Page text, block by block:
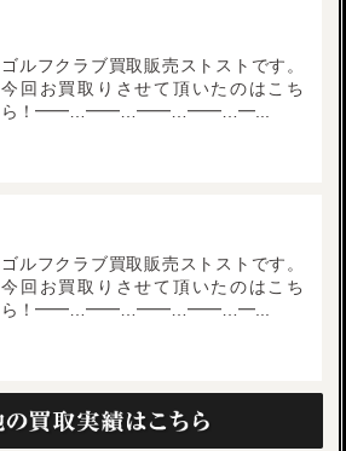
ゴルフクラブ買取販売ストストです。
今回お買取りさせて頂いたのはこち
ら！━━…━━…━━…━━…━...
ゴルフクラブ買取販売ストストです。
今回お買取りさせて頂いたのはこち
ら！━━…━━…━━…━━…━...